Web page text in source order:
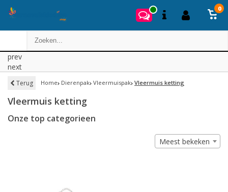
0
prev
next
Terug Home Dierenpak Vleermuispak Vleermuis ketting
Vleermuis ketting
Onze top categorieen
Meest bekeken